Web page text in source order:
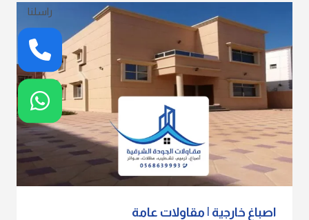
0568639993
افضل
دهان
خارجي
بالدمام
–
معلم
اصباغ
الخبر
–
فلل
اصباغ خارجية مقاولات عامة
راسلنا